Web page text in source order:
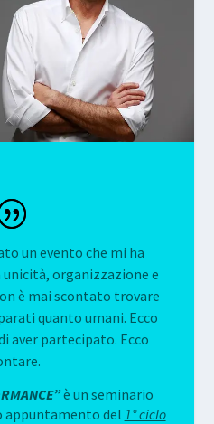
un evento che mi ha
organizzazione e
è mai scontato trovare
quanto umani. Ecco
aver partecipato. Ecco
è un seminario
appuntamento del 1° ciclo